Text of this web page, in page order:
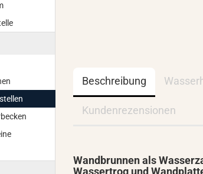
Beschreibung
Kundenrezensionen
Wandbrunnen als
Wassertrog und